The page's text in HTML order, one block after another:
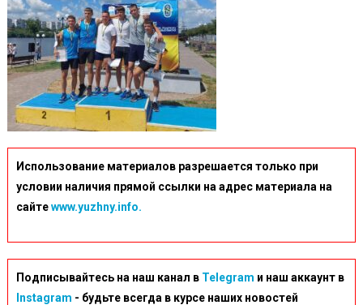
Использование материалов разрешается только при
условии наличия прямой ссылки на адрес материала на
сайтеwww.yuzhny.info.
Подписывайтесь на наш канал в Telegram и наш аккаунт в
Instagram - будьте всегда в курсе наших новостей